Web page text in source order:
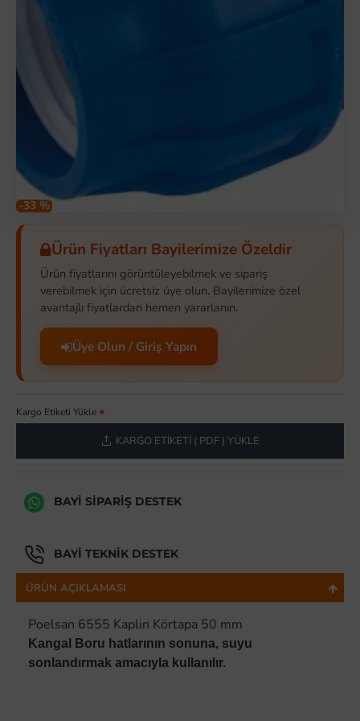
-33 %
Ürün Fiyatları Bayilerimize Özeldir
Ürün fiyatlarını görüntüleyebilmek ve sipariş
verebilmek için ücretsiz üye olun. Bayilerimize özel
avantajlı fiyatlardan hemen yararlanın.
Üye Olun / Giriş Yapın
Kargo Etiketi Yükle
KARGO ETIKETI ( PDF ) YÜKLE
BAYI SIPARIŞ DESTEK
BAYI TEKNIK DESTEK
ÜRÜN AÇIKLAMASI
Poelsan 6555 Kaplin Körtapa 50 mm
Kangal Boru hatlarının sonuna, suyu
sonlandırmak amacıyla kullanılır.